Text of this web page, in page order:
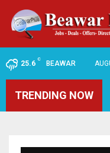
25.6
C
BEAWAR
TRENDING NOW